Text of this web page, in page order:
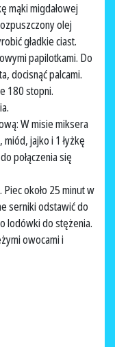
mąki migdałowej
olej
gładkie ciast.
papilotkami. Do
docisnąć palcami.
180 stopni.
W misie miksera
jajko i 1 łyżkę
połączenia się
około 25 minut w
serniki odstawić do
lodówki do stężenia.
owocami i